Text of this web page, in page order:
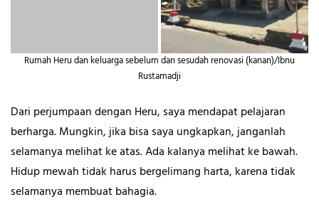
Rumah Heru dan keluarga sebelum dan sesudah renovasi (kanan)/Ibnu
Rustamadji
Dari perjumpaan dengan Heru, saya mendapat pelajaran
berharga. Mungkin, jika bisa saya ungkapkan, janganlah
selamanya melihat ke atas. Ada kalanya melihat ke bawah.
Hidup mewah tidak harus bergelimang harta, karena tidak
selamanya membuat bahagia.